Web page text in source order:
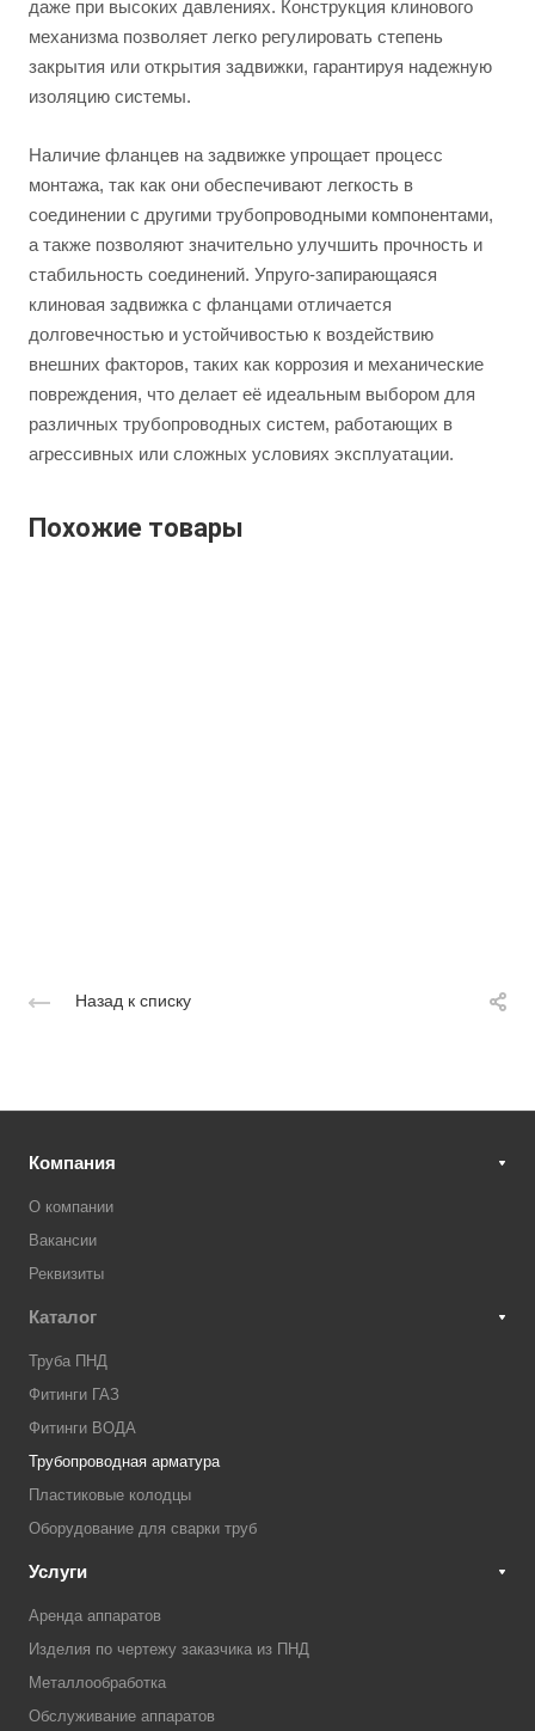
даже при высоких давлениях. Конструкция клинового
механизма позволяет легко регулировать степень
закрытия или открытия задвижки, гарантируя надежную
изоляцию системы.
Наличие фланцев на задвижке упрощает процесс
монтажа, так как они обеспечивают легкость в
соединении с другими трубопроводными компонентами,
а также позволяют значительно улучшить прочность и
стабильность соединений. Упруго-запирающаяся
клиновая задвижка с фланцами отличается
долговечностью и устойчивостью к воздействию
внешних факторов, таких как коррозия и механические
повреждения, что делает её идеальным выбором для
различных трубопроводных систем, работающих в
агрессивных или сложных условиях эксплуатации.
Похожие товары
Назад к списку
Компания
О компании
Вакансии
Реквизиты
Каталог
Труба ПНД
Фитинги ГАЗ
Фитинги ВОДА
Трубопроводная арматура
Пластиковые колодцы
Оборудование для сварки труб
Услуги
Аренда аппаратов
Изделия по чертежу заказчика из ПНД
Металлообработка
Обслуживание аппаратов